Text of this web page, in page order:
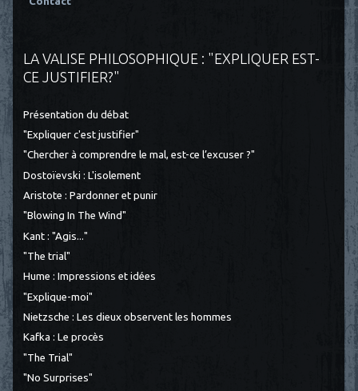
LA VALISE PHILOSOPHIQUE : "EXPLIQUER EST-
CE JUSTIFIER?"
Présentation du débat
"Expliquer c'est justifier"
"Chercher à comprendre le mal, est-ce l’excuser ?"
Dostoïevski : L'isolement
Aristote : Pardonner et punir
"Blowing In The Wind"
Kant : "Agis..."
"The trial"
Hume : Impressions et idées
"Explique-moi"
Nietzsche : Les dieux observent les hommes
Kafka : Le procès
"The Trial"
"No Surprises"